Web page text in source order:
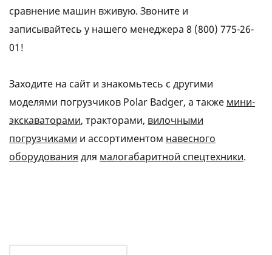
сравнение машин вживую. Звоните и
записывайтесь у нашего менеджера 8 (800) 775-26-
01 !
Заходите на сайт и знакомьтесь с другими
моделями погрузчиков Polar Badger, а также мини-
экскаваторами, тракторами, вилочными
погрузчиками и ассортиментом навесного
оборудования для малогабаритной спецтехники.